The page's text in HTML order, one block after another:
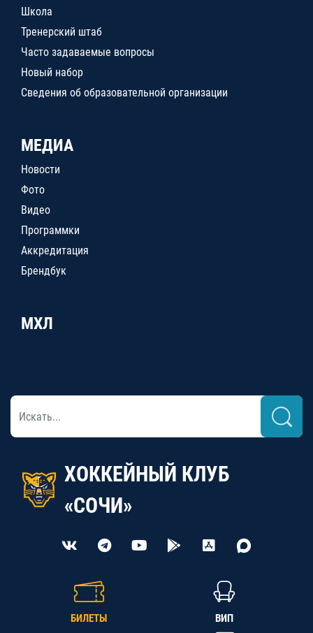
Школа
Тренерский штаб
Часто задаваемые вопросы
Новый набор
Сведения об образовательной организации
МЕДИА
Новости
Фото
Видео
Программки
Аккредитация
Брендбук
МХЛ
ХОККЕЙНЫЙ КЛУБ
«СОЧИ»
БИЛЕТЫ ВИП